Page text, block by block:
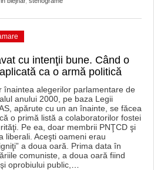
cu intenţii bune. Când o
ca o armă politică
înaintea alegerilor parlamentare de
anului 2000, pe baza Legii
apărute cu un an înainte, se făcea
o primă listă a colaboratorilor fostei
Pe ea, doar membrii PNŢCD şi
liberali. Aceşti oameni erau
a doua oară. Prima data în
comuniste, a doua oară fiind
oprobiului public,